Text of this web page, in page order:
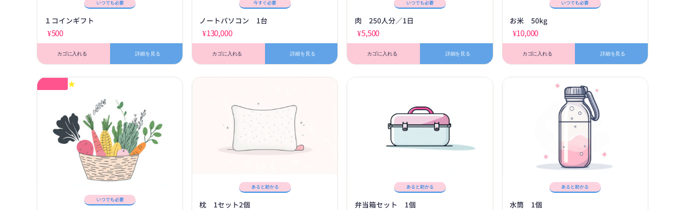
いつでも必要
１コインギフト
¥500
カゴに入れる 詳細を見る
今すぐ必要
ノートパソコン 1台
¥130,000
カゴに入れる 詳細を見る
いつでも必要
肉 250人分／1日
¥5,500
カゴに入れる 詳細を見る
いつでも必要
お米 50kg
¥10,000
カゴに入れる 詳細を見る
★
いつでも必要
あると助かる
枕 1セット2個
あると助かる
弁当箱セット 1個
あると助かる
水筒 1個